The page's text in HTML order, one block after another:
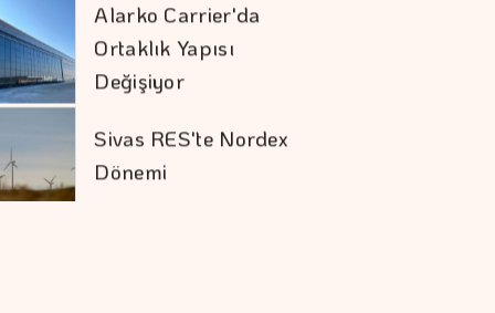
Ortaklık Yapısı
Değişiyor
Dönemi